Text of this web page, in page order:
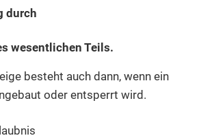
durch
wesentlichen Teils.
besteht auch dann, wenn ein
oder entsperrt wird.